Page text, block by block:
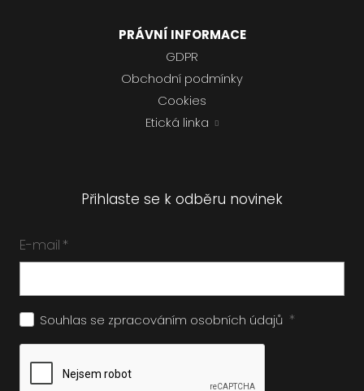
PRÁVNÍ INFORMACE
GDPR
Obchodní podmínky
Cookies
Etická linka
Přihlaste se k odběru novinek
E-mail *
Souhlas se zpracováním osobních údajů *